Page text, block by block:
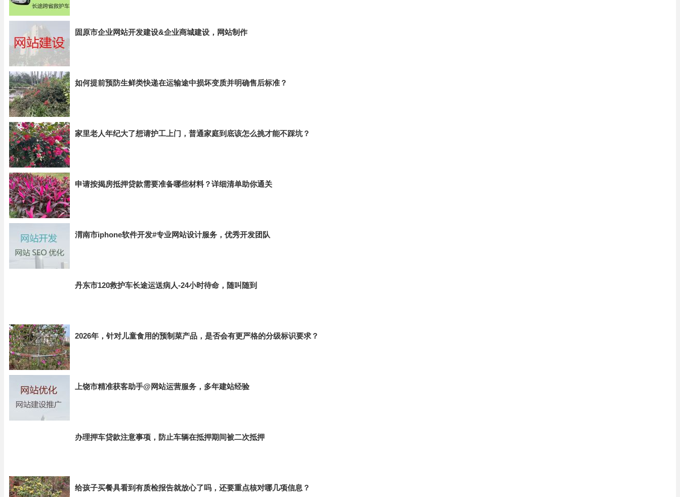
固原市企业网站开发建设&企业商城建设，网站制作
如何提前预防生鲜类快递在运输途中损坏变质并明确售后标准？
家里老人年纪大了想请护工上门，普通家庭到底该怎么挑才能不踩坑？
申请按揭房抵押贷款需要准备哪些材料？详细清单助你通关
渭南市iphone软件开发#专业网站设计服务，优秀开发团队
丹东市120救护车长途运送病人-24小时待命，随叫随到
2026年，针对儿童食用的预制菜产品，是否会有更严格的分级标识要求？
上饶市精准获客助手@网站运营服务，多年建站经验
办理押车贷款注意事项，防止车辆在抵押期间被二次抵押
给孩子买餐具看到有质检报告就放心了吗，还要重点核对哪几项信息？